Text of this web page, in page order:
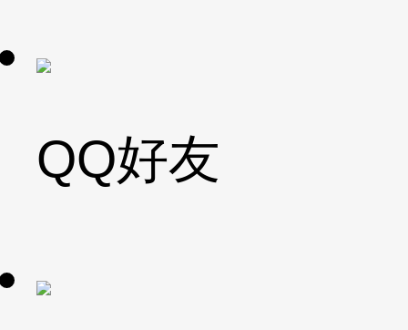
QQ好友